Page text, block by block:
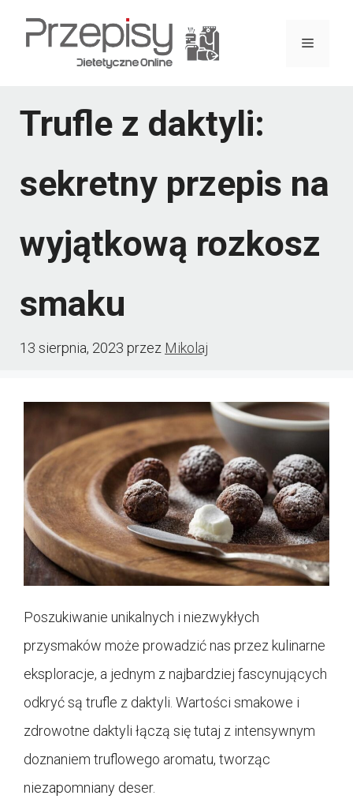
Menu
Trufle z daktyli:
sekretny przepis na
wyjątkową rozkosz
smaku
13 sierpnia, 2023 przez Mikolaj
Poszukiwanie unikalnych i niezwykłych
przysmaków może prowadzić nas przez kulinarne
eksploracje, a jednym z najbardziej fascynujących
odkryć są trufle z daktyli. Wartości smakowe i
zdrowotne daktyli łączą się tutaj z intensywnym
doznaniem truflowego aromatu, tworząc
niezapomniany deser.